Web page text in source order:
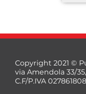
Copyright 2021 ©
via Amendola 33/
C.F/P.IVA